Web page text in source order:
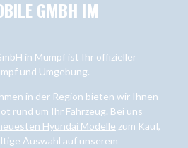
GMBH IM
in Mumpf ist Ihr offizieller
und Umgebung.
in der Region bieten wir Ihnen
rund um Ihr Fahrzeug. Bei uns
Hyundai Modelle zum Kauf,
Auswahl auf unserem